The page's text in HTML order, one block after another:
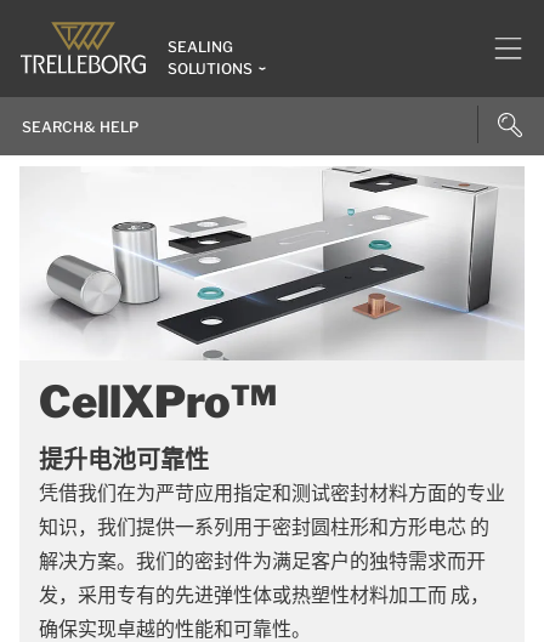
SEALING
SOLUTIONS
CellXPro™
提升电池可靠性
凭借我们在为严苛应用指定和测试密封材料方面的专业
知识，我们提供一系列用于密封圆柱形和方形电芯 的
解决方案。我们的密封件为满足客户的独特需求而开
发，采用专有的先进弹性体或热塑性材料加工而 成，
确保实现卓越的性能和可靠性。